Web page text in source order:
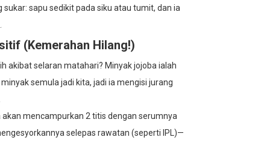
sapu sedikit pada siku atau tumit, dan ia
(Kemerahan Hilang!)
akibat selaran matahari? Minyak jojoba ialah
semula jadi kita, jadi ia mengisi jurang
mencampurkan 2 titis dengan serumnya
selepas rawatan (seperti IPL)—